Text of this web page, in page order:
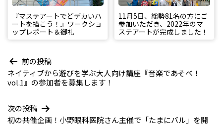
『マステアートでどデカいハ
ートを描こう！』ワークショ
ップレポート＆御礼
11月5日、総勢81名の方にご
参加いただき、2022年のマ
ステアートが完成しました！
投
稿
ナ
前の投稿
ネイティブから遊びを学ぶ大人向け講座『音楽であそべ！
vol.1』の参加者を募集します！
次の投稿
初の共催企画！小野眼科医院さん主催で「たまにバル」を開